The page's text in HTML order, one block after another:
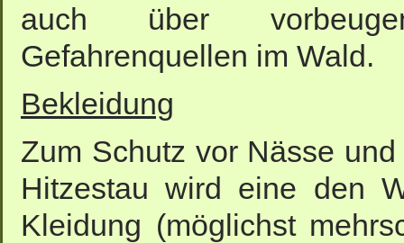
auch über
Gefahrenquellen im Wald.
Bekleidung
Zum Schutz vor Nässe
Hitzestau wird eine den
Kleidung (möglichst